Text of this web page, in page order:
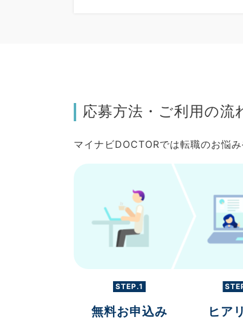
応募方法・ご利用の流
マイナビDOCTORでは転職のお悩
STEP.1
無料お申込み ヒア